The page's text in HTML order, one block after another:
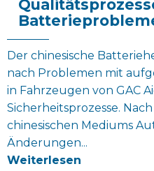
Der chinesische
nach Problemen mit
in Fahrzeugen von GAC
Sicherheitsprozesse.
chinesischen Mediums
Änderungen...
Weiterlesen